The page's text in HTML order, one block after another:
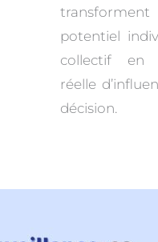
potentiel
collectif en
réelle
décision.